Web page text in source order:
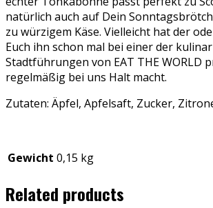
natürlich auch auf Dein
zu würzigem Käse. Vielleicht hat der
Euch ihn schon mal bei einer der
Stadtführungen von EAT THE WORLD
regelmäßig bei uns Halt macht.
Zutaten: Äpfel, Apfelsaft, Zucker,
Gewicht 0,15 kg
Related products